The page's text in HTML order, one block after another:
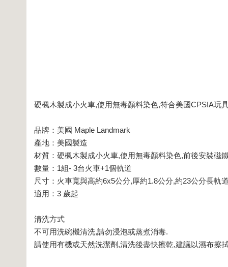
硬楓木製成小火車,使用無毒顏料染色,符合美國CPSIA玩
品牌：美國 Maple Landmark
產地：美國製造
材質：硬楓木製成小火車,使用無毒顏料染色,前後安裝磁
數量：1組- 3台火車+1個軌道
尺寸：火車寬與高約6x5公分,厚約1.8公分,約23公分長軌道
適用：3 歲起
清洗方式
不可用洗碗機清洗,請勿浸泡或蒸煮消毒.
請使用有機或天然洗潔劑,清洗後盡快擦乾,建議以濕布擦